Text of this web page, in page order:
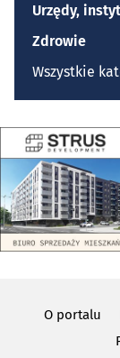
Urzędy,
Zdrowie
Wszystkie
O portalu